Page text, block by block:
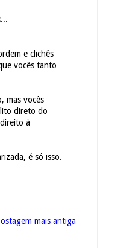
e clichês
vocês tanto
mas vocês
direto do
à
é só isso.
mais antiga